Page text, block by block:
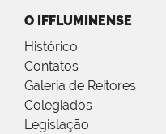
O IFFLUMINENSE
Histórico
Contatos
Galeria de Reitores
Colegiados
Legislação